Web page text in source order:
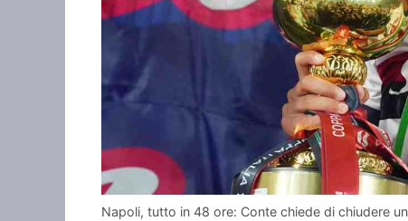
Napoli, tutto in 48 ore: Conte chiede di chiudere